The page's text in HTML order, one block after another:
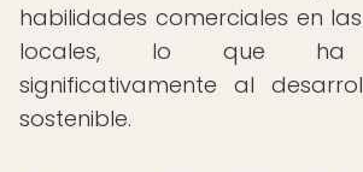
habilidades comerciales en
locales, lo que ha
significativamente al
sostenible.